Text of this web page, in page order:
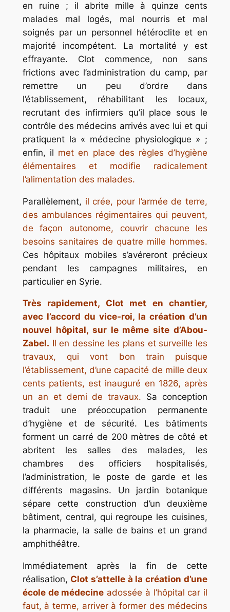
en ruine ; il abrite mille à quinze cents
malades mal logés, mal nourris et mal
soignés par un personnel hétéroclite et en
majorité incompétent. La mortalité y est
effrayante. Clot commence, non sans
frictions avec l’administration du camp, par
remettre un peu d’ordre dans
l’établissement, réhabilitant les locaux,
recrutant des infirmiers qu’il place sous le
contrôle des médecins arrivés avec lui et qui
pratiquent la « médecine physiologique » ;
enfin, il met en place des règles d’hygiène
élémentaires et modifie radicalement
l’alimentation des malades.
Parallèlement, il crée, pour l’armée de terre,
des ambulances régimentaires qui peuvent,
de façon autonome, couvrir chacune les
besoins sanitaires de quatre mille hommes.
Ces hôpitaux mobiles s’avéreront précieux
pendant les campagnes militaires, en
particulier en Syrie.
Très rapidement, Clot met en chantier,
avec l’accord du vice-roi, la création d’un
nouvel hôpital, sur le même site d’Abou-
Zabel. Il en dessine les plans et surveille les
travaux, qui vont bon train puisque
l’établissement, d’une capacité de mille deux
cents patients, est inauguré en 1826, après
un an et demi de travaux. Sa conception
traduit une préoccupation permanente
d’hygiène et de sécurité. Les bâtiments
forment un carré de 200 mètres de côté et
abritent les salles des malades, les
chambres des officiers hospitalisés,
l’administration, le poste de garde et les
différents magasins. Un jardin botanique
sépare cette construction d’un deuxième
bâtiment, central, qui regroupe les cuisines,
la pharmacie, la salle de bains et un grand
amphithéâtre.
Immédiatement après la fin de cette
réalisation, Clot s’attelle à la création d’une
école de médecine adossée à l’hôpital car il
faut, à terme, arriver à former des médecins